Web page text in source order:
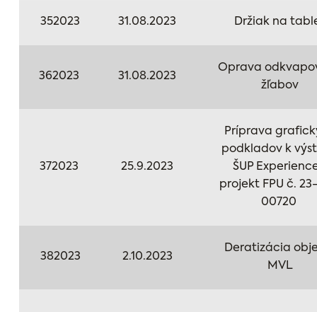
352023 31.08.2023 Držiak na
362023 31.08.2023
Oprava
žľabov
372023 25.9.2023
Príprava
podkladov k
ŠUP
projekt FPU č.
00720
382023 2.10.2023
Deratizácia
MVL